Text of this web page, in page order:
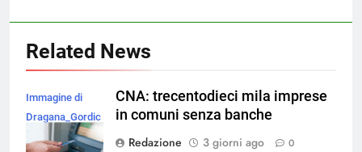
Related News
Immagine di
Dragana_Gordic
su Magnific
CNA: trecentodieci mila imprese
in comuni senza banche
Redazione
3 giorni ago 0